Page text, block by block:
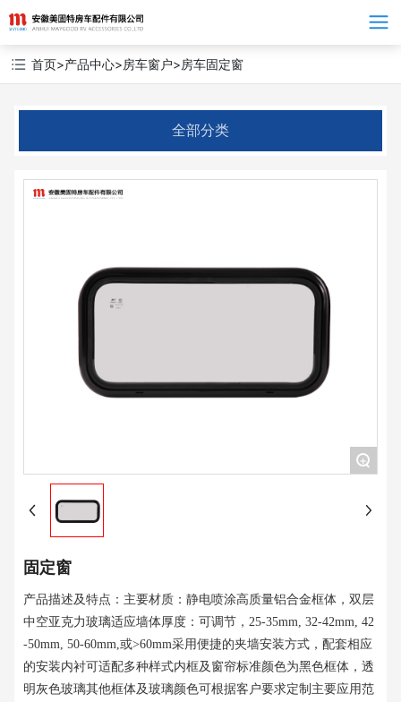
首页>产品中心>房车窗户>房车固定窗
全部分类
+
固定窗
产品描述及特点：主要材质：静电喷涂高质量铝合金框体，双层
中空亚克力玻璃适应墙体厚度：可调节，25-35mm, 32-42mm, 42
-50mm, 50-60mm,或>60mm采用便捷的夹墙安装方式，配套相应
的安装内衬可适配多种样式内框及窗帘标准颜色为黑色框体，透
明灰色玻璃其他框体及玻璃颜色可根据客户要求定制主要应用范